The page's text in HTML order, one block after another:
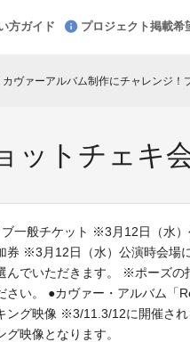
方ガイド プロジェクト掲載希
ヴァーアルバム制作にチャレンジ！
ットチェキ
ブ一般チケット ※3月12日（水
券 ※3月12日（水）公演時会場
んでいただきます。 ※ポーズの
さい。 ●カヴァー・アルバム「
ング映像 ※3/11.3/12に開催さ
グ映像となります。